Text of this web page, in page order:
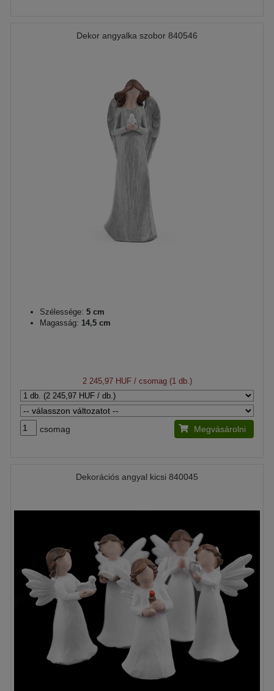
Dekor angyalka szobor 840546
Szélessége: 5 cm
Magasság: 14,5 cm
2 245,97 HUF/ csomag (1 db.)
csomag Megvásárolni
Dekorációs angyal kicsi 840045